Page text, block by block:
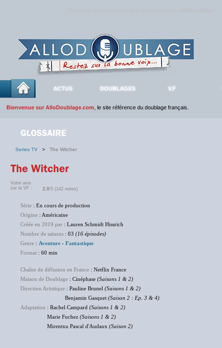
ACTUS DOUBLAGES V.F
Bienvenue sur AlloDoublage.com , le site référence du doublage français.
Series TV > The Witcher
Votre avis
sur la VF :
2.0/5 (142 notes)
Série : En cours de production
Origine : Américaine
Créée en 2019 par : Lauren Schmidt Hissrich
Nombre de saisons : 03 (16 épisodes)
Genre : Aventure - Fantastique
Format : 60 min
Chaîne de diffusion en France : Netflix France
Maison de Doublage : Cinéphase (Saisons 1 & 2)
Direction Artistique : Pauline Brunel (Saisons 1 & 2)
Benjamin Gasquet (Saison 2 : Ep. 3 & 4)
Adaptation : Rachel Campard (Saisons 1 & 2)
Marie Fuchez (Saisons 1 & 2)
Mirentxu Pascal d'Audaux (Saison 2)